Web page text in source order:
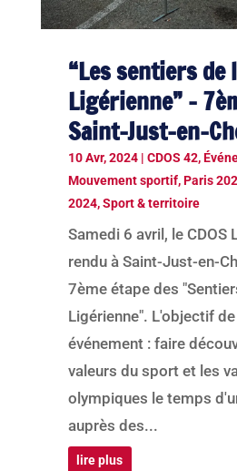
“Les sentiers de
Ligérienne” –
Saint-Just-en-
10 Avr, 2024| CDOS 42,
Mouvement sportif,Paris
2024,Sport & territoire
Samedi 6 avril, le CDOS
rendu à Saint-Just-en-
7ème étape des
Ligérienne". L'objectif
événement : faire
valeurs du sport et les
olympiques le temps
auprès des...
lire plus